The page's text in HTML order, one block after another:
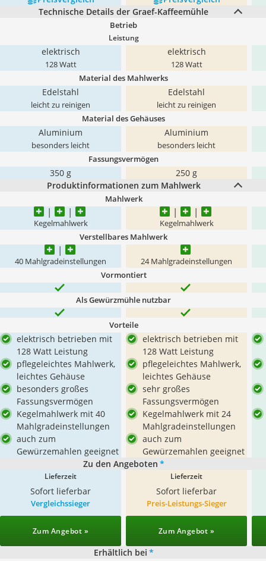
Technische Details der Graef-Kaffeemühle
Betrieb
Leistung
elektrisch
128 Watt
elektrisch
128 Watt
Material des Mahlwerks
Edelstahl
leicht zu reinigen
Edelstahl
leicht zu reinigen
Material des Gehäuses
Aluminium
besonders leicht
Aluminium
besonders leicht
Fassungsvermögen
350 g
250 g
Produktinformationen zum Mahlwerk
Mahlwerk
Kegelmahlwerk Kegelmahlwerk
Verstellbares Mahlwerk
40 Mahlgradeinstellungen 24 Mahlgradeinstellungen
Vormontiert
Als Gewürzmühle nutzbar
Vorteile
elektrisch betrieben mit
128 Watt Leistung
pflegeleichtes Mahlwerk,
leichtes Gehäuse
besonders großes
Fassungsvermögen
Kegelmahlwerk mit 40
Mahlgradeinstellungen
auch zum
Gewürzemahlen geeignet
elektrisch betrieben mit
128 Watt Leistung
pflegeleichtes Mahlwerk,
leichtes Gehäuse
sehr großes
Fassungsvermögen
Kegelmahlwerk mit 24
Mahlgradeinstellungen
auch zum
Gewürzemahlen geeignet
Zu den Angeboten *
Lieferzeit
Sofort lieferbar
Lieferzeit
Sofort lieferbar
Vergleichssieger
Zum Angebot »
Preis-Leistungs-Sieger
Zum Angebot »
Erhältlich bei *